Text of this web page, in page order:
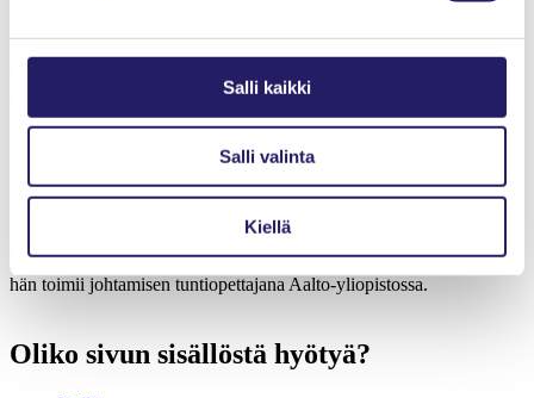
Salli kaikki
Salli valinta
Kiellä
Kauppatieteiden tohtori Pekka Buttler on viimeiset 20 vuotta
työskennellyt teknologian, muotoilun ja organisaatioiden
risteyskohdassa. Nyt hän toimii Arcada Ammattikorkeakoulussa
liiketalouden lehtorina ja tutkijana.
Riku Oksman
hyödyntämistä Projektivarikko Oy:n kouluttaja-konsulttina. Lisäksi
hän toimii johtamisen tuntiopettajana Aalto-yliopistossa.
Oliko sivun sisällöstä hyötyä?